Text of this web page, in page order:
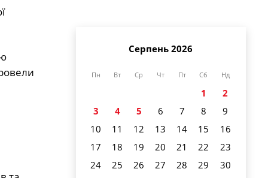
Серпень 2026
Пн Вт Ср Чт Пт Сб Нд
1
2
3
4 5 6 7 8
9
10
11 12 13 14 15
16
17
18 19 20 21 22
23
24
25 26 27 28 29
30